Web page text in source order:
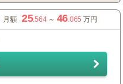
月額 25.564～ 46.065 万円